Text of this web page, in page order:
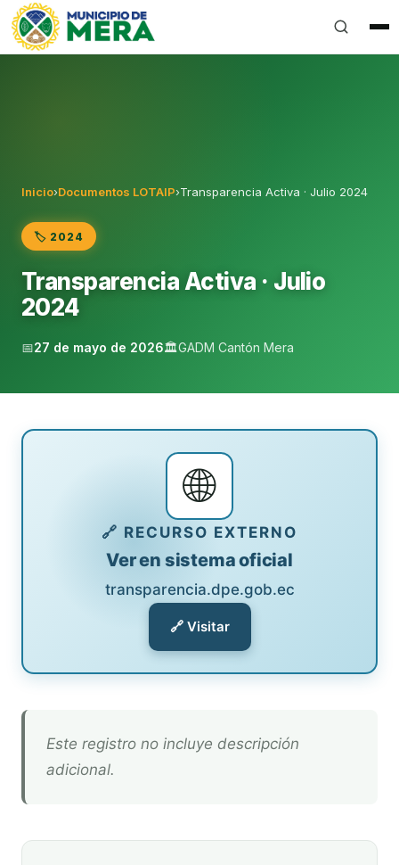
Gobierno Autónomo Descentralizado Municipal del
Inicio›Documentos LOTAIP›Transparencia Activa · Julio 2024
🏷️ 2024
Transparencia Activa · Julio
2024
📅27 de mayo de 2026🏛️GADM Cantón Mera
🌐
🔗 RECURSO EXTERNO
Ver en sistema oficial
transparencia.dpe.gob.ec
🔗 Visitar
Este registro no incluye descripción
adicional.